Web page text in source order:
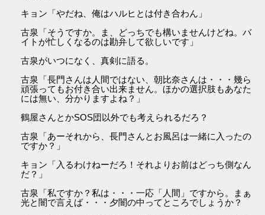
キョン「やだね、俺はハルヒとは付き合わん」
古泉「そうですか。ま、どっちでも構いませんけどね。バ
イトが忙しくなるのは勘弁して欲しいです」
古泉がいつになく、真剣に語る。
古泉「長門さんは人間ではない、朝比奈さんは・・・幾ら
頑張ってもお付き合い出来ません。ほかの選択肢もあなた
には無い、分かりますよね？」
鶴屋さんとかSOS団以外でも考えられるだろ？
古泉「あーそれから、長門さんとお風呂は一緒に入ったの
ですか？」
キョン「入るわけねーだろ！それよりお前はどっち側なん
だ？」
古泉「私ですか？私は・・・一応「人間」ですから。まぁ
光と闇で言えば・・・夕闇の中ってところでしょうか？